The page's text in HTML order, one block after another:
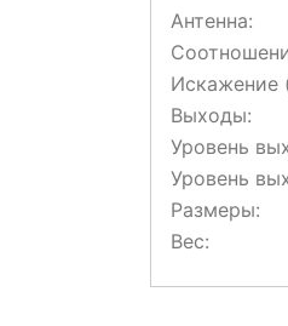
Антенна:
Искажение
Выходы:
Уровень
Уровень
Размеры:
Вес: